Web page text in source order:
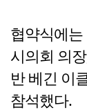
협약식에
시의회 의
반 베긴 이
참석했다.